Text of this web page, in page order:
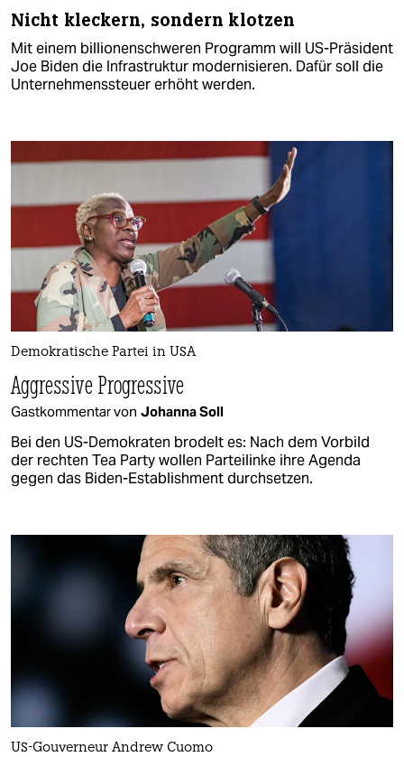
Nicht kleckern, sondern klotzen
Mit einem billionenschweren Programm will US-Präsident
Joe Biden die Infrastruktur modernisieren. Dafür soll die
Unternehmenssteuer erhöht werden.
Demokratische Partei in USA
Aggressive Progressive
Gastkommentar von Johanna Soll
Bei den US-Demokraten brodelt es: Nach dem Vorbild
der rechten Tea Party wollen Parteilinke ihre Agenda
gegen das Biden-Establishment durchsetzen.
US-Gouverneur Andrew Cuomo